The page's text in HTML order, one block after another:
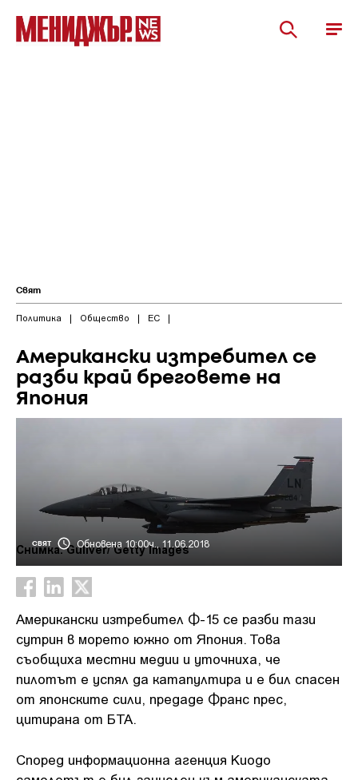
Свят
Политика | Общество | ЕС |
Американски изтребител се
разби край бреговете на
Япония
СВЯТ Обновена 10:00ч., 11.06.2018
Снимка: Guliver/ Getty Images
Американски изтребител Ф-15 се разби тази
сутрин в морето южно от Япония. Това
съобщиха местни медии и уточниха, че
пилотът е успял да катапултира и е бил спасен
от японските сили, предаде Франс прес,
цитирана от БТА.
Според информационна агенция Киодо